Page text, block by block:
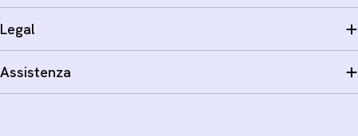
Legal
Assistenza